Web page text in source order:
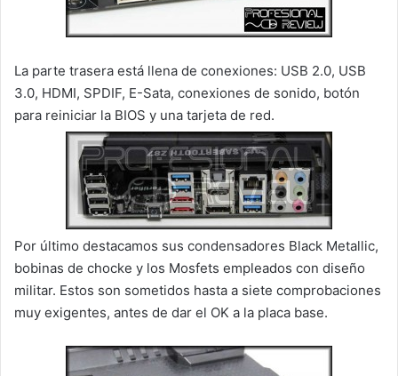
La parte trasera está llena de conexiones: USB 2.0, USB
3.0, HDMI, SPDIF, E-Sata, conexiones de sonido, botón
para reiniciar la BIOS y una tarjeta de red.
Por último destacamos sus condensadores Black Metallic,
bobinas de chocke y los Mosfets empleados con diseño
militar. Estos son sometidos hasta a siete comprobaciones
muy exigentes, antes de dar el OK a la placa base.